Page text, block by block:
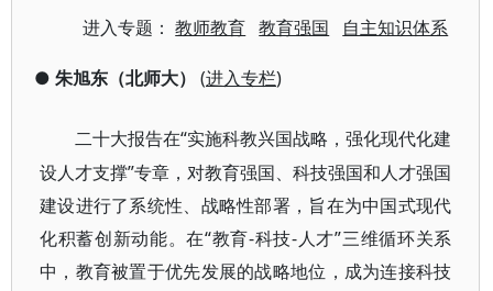
进入专题：教师教育 教育强国 自主知识体系
● 朱旭东（北师大） (进入专栏)
二十大报告在“实施科教兴国战略，强化现代化建
设人才支撑”专章，对教育强国、科技强国和人才强国
建设进行了系统性、战略性部署，旨在为中国式现代
化积蓄创新动能。在“教育-科技-人才”三维循环关系
中，教育被置于优先发展的战略地位，成为连接科技